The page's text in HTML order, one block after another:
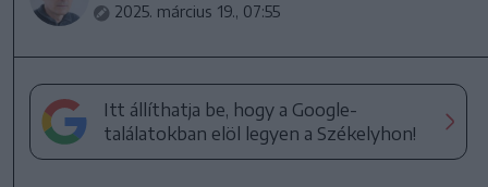
2025. március 19., 07:55
Itt állíthatja be, hogy a Google-
találatokban elöl legyen a Székelyhon!